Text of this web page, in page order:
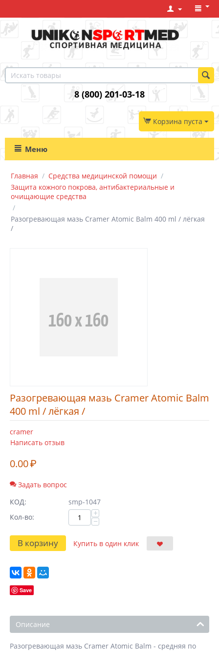
8 (800) 201-03-18
Корзина пуста
Меню
Главная / Средства медицинской помощи /
Защита кожного покрова, антибактериальные и
очищающие средства
/
Разогревающая мазь Cramer Atomic Balm 400 ml / лёгкая
/
Разогревающая мазь Cramer Atomic Balm
400 ml / лёгкая /
cramer
Написать отзыв
0.00₽
Задать вопрос
КОД:
smp-1047
Кол-во:
+
−
В корзину Купить в один клик
Save
Описание
Разогревающая мазь Cramer Atomic Balm - средняя по